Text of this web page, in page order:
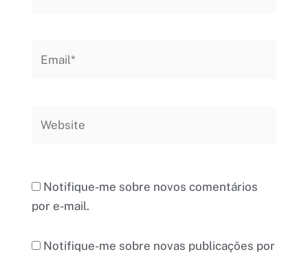
Notifique-me sobre novos comentários
por e-mail.
Notifique-me sobre novas publicações por